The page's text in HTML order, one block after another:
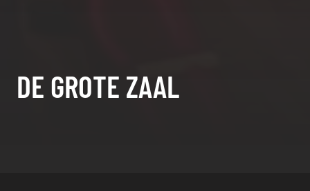
DE GROTE ZAAL